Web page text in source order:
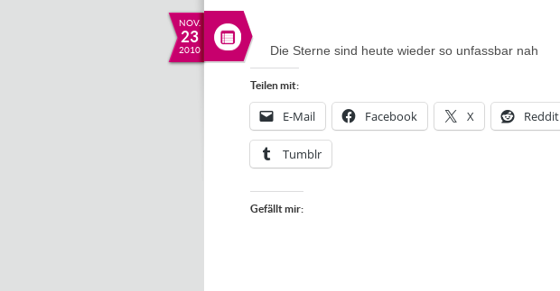
NOV.
23
2010 Die Sterne sind heute wieder so unfassbar nah
Teilen mit:
E-Mail Facebook X Reddit
Tumblr
Gefällt mir: